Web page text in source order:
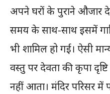
अपने घरों के पुराने औजार
समय के साथ-साथ इसमें
भी शामिल हो गई। ऐसी
वस्तु पर देवता की कृपा
नहीं आता। मंदिर परिसर में